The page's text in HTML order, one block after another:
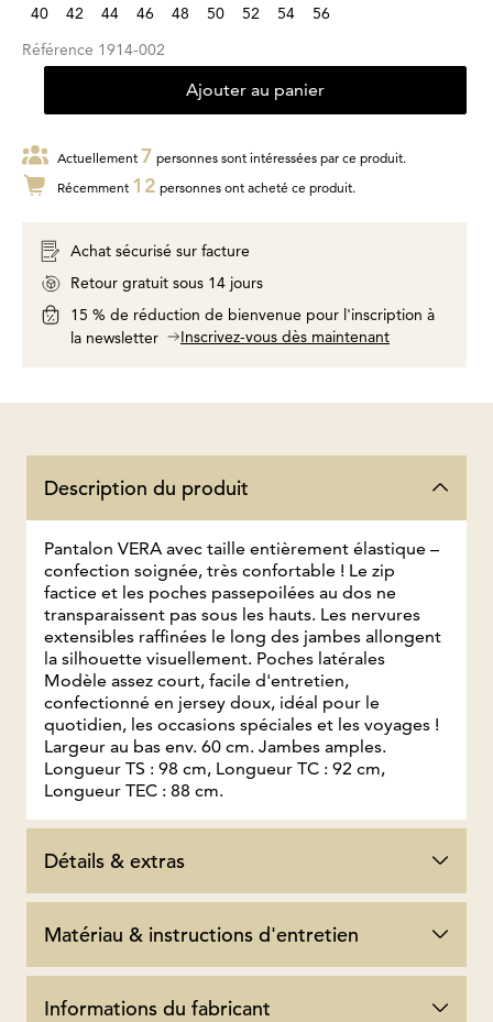
40 42 44 46 48 50 52 54
56
Référence 1914-002
Ajouter au panier
Actuellement 7 personnes sont intéressées par ce produit.
Récemment 12 personnes ont acheté ce produit.
Achat sécurisé sur facture
Retour gratuit sous 14 jours
15 % de réduction de bienvenue pour l'inscription à
la newsletter
Inscrivez-vous dès maintenant
Description du produit
Pantalon VERA avec taille entièrement élastique –
confection soignée, très confortable ! Le zip
factice et les poches passepoilées au dos ne
transparaissent pas sous les hauts. Les nervures
extensibles raffinées le long des jambes allongent
la silhouette visuellement. Poches latérales
Modèle assez court, facile d'entretien,
confectionné en jersey doux, idéal pour le
quotidien, les occasions spéciales et les voyages !
Largeur au bas env. 60 cm. Jambes amples.
Longueur TS : 98 cm, Longueur TC : 92 cm,
Longueur TEC : 88 cm.
Détails & extras
Matériau & instructions d'entretien
Informations du fabricant